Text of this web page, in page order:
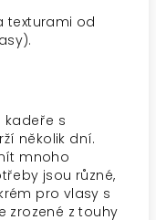
texturami od
kadeře s
několik dní.
mnoho
jsou různé,
pro vlasy s
zrozené z touhy